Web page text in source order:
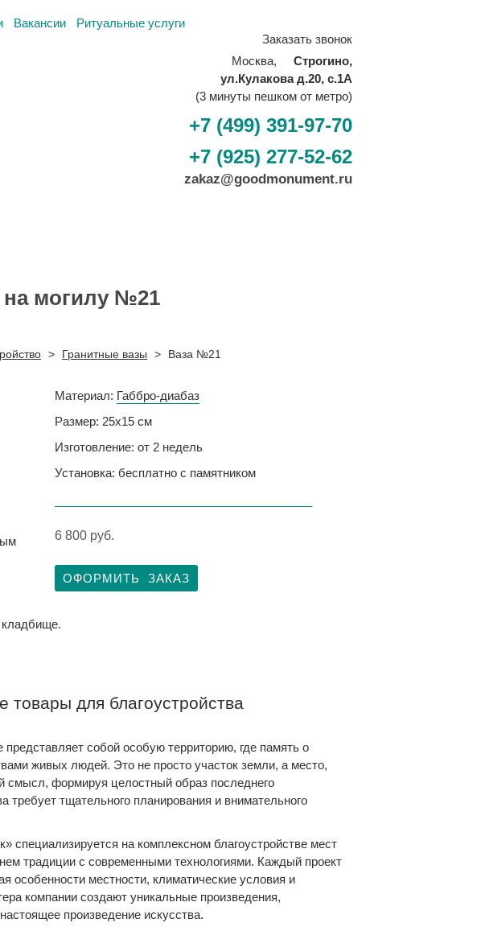
Вакансии
Ритуальные услуги
Заказать звонок
Москва,
Строгино,
ул.Кулакова д.20, с.1А
(3 минуты пешком от метро)
+7 (499) 391-97-70
+7 (925) 277-52-62
zakaz@goodmonument.ru
на могилу №21
> Гранитные вазы > Ваза №21
Материал: Габбро-диабаз
Размер: 25х15 см
Изготовление: от 2 недель
Установка: бесплатно с памятником
6 800 руб.
ОФОРМИТЬ ЗАКАЗ
кладбище.
товары для благоустройства
собой особую территорию, где память о
живых людей. Это не просто участок земли, а место,
смысл, формируя целостный образ последнего
требует тщательного планирования и внимательного
специализируется на комплексном благоустройстве мест
традиции с современными технологиями. Каждый проект
особенности местности, климатические условия и
компании создают уникальные произведения,
произведение искусства.